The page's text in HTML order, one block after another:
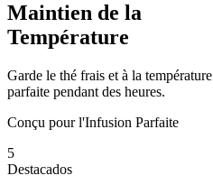
Maintien de la
Température
Garde le thé frais et à la température
parfaite pendant des heures.
Conçu pour l'Infusion Parfaite
5
Destacados